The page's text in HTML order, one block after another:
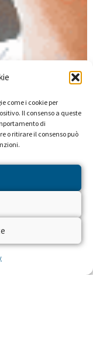
come i cookie per
Il consenso a queste
di
o ritirare il consenso può